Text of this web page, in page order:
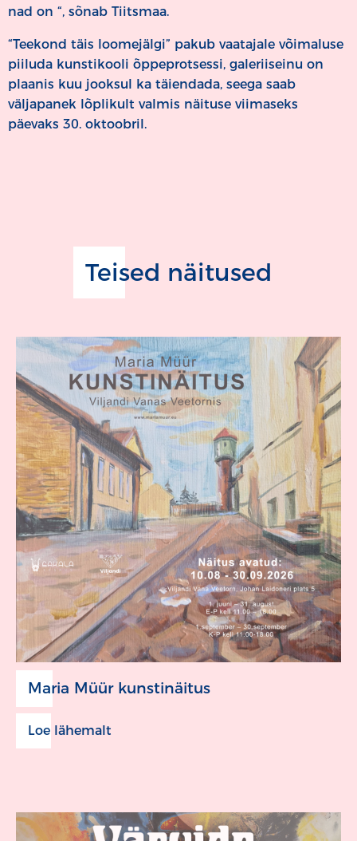
nad on “, sõnab Tiitsmaa.
“Teekond täis loomejälgi” pakub vaatajale võimaluse
piiluda kunstikooli õppeprotsessi, galeriiseinu on
plaanis kuu jooksul ka täiendada, seega saab
väljapanek lõplikult valmis näituse viimaseks
päevaks 30. oktoobril.
Teised näitused
Maria Müür kunstinäitus
Loe lähemalt